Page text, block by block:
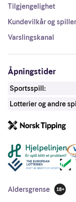
Tilgjengelighet
Kundevilkår og
Varslingskanal
Åpningstider
Sportsspill:
Lotterier og andre
Andre lenker
Aldersgrense
18 år